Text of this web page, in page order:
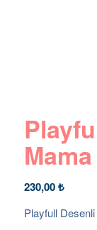
230,00₺
Playfull